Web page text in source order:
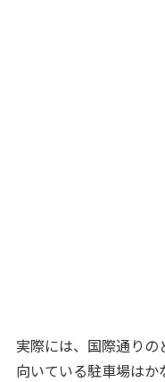
実際には、国際通りの
向いている駐車場はか